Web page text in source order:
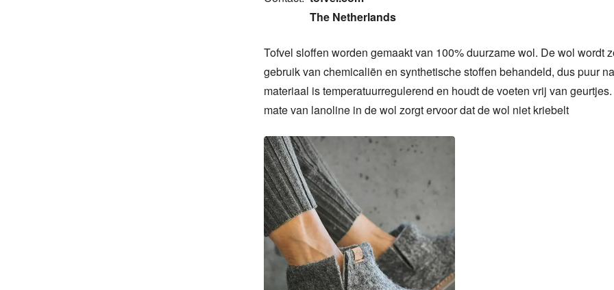
The Netherlands
Tofvel sloffen worden gemaakt van 100% duurzame wol. De wol wordt
gebruik van chemicaliën en synthetische stoffen behandeld, dus puur
materiaal is temperatuurregulerend en houdt de voeten vrij van
mate van lanoline in de wol zorgt ervoor dat de wol niet kriebelt